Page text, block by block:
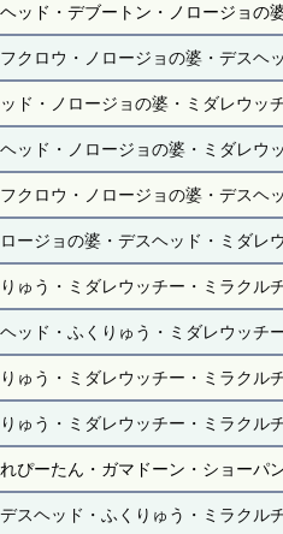
ッド・デブートン・ノロージョ
クロウ・ノロージョの婆・デス
ド・ノロージョの婆・ミダレウ
ッド・ノロージョの婆・ミダレ
クロウ・ノロージョの婆・デス
ージョの婆・デスヘッド・ミダ
ゅう・ミダレウッチー・ミラクル
ッド・ふくりゅう・ミダレウッチ
ゅう・ミダレウッチー・ミラク
ゅう・ミダレウッチー・ミラク
ぴーたん・ガマドーン・ショー
スヘッド・ふくりゅう・ミラクル